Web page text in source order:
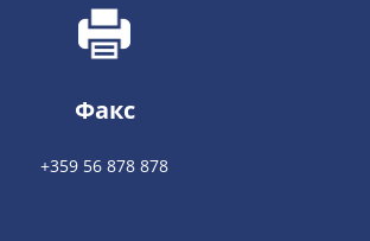
Факс
+359 56 878 878